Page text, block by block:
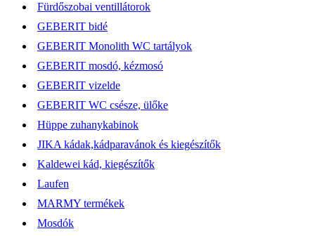
Fürdőszobai ventillátorok
GEBERIT bidé
GEBERIT Monolith WC tartályok
GEBERIT mosdó, kézmosó
GEBERIT vizelde
GEBERIT WC csésze, ülőke
Hüppe zuhanykabinok
JIKA kádak,kádparavánok és kiegészítők
Kaldewei kád, kiegészítők
Laufen
MARMY termékek
Mosdók